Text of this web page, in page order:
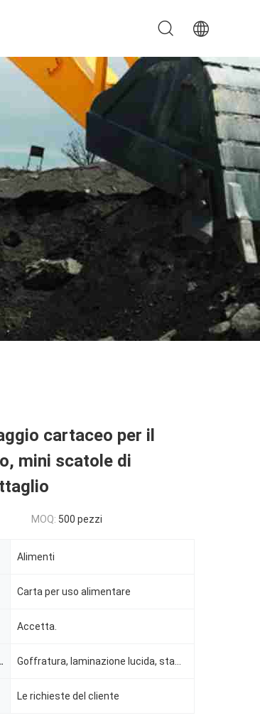
cartaceo per il
mini scatole di
MOQ: 500 pezzi
Alimenti
Carta per uso alimentare
Accetta.
stampa
Le richieste del cliente